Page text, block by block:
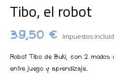
Tibo, el robot
39,50 € Impuestos
Robot Tibo de Buki, con 2 modos
entre juego y aprendizaje.